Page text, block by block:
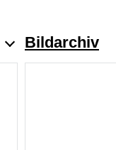
Bildarchiv